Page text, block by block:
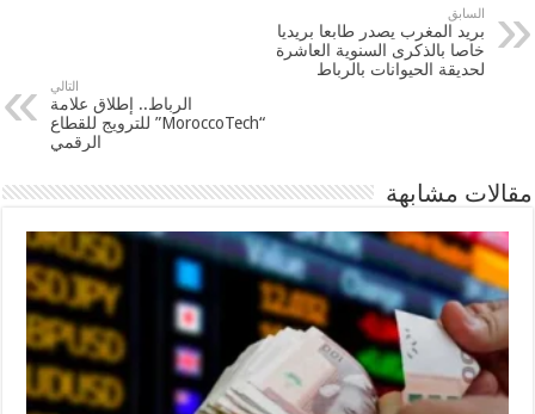
السابق
بريد المغرب يصدر طابعا بريديا
خاصا بالذكرى السنوية العاشرة
لحديقة الحيوانات بالرباط
التالي
الرباط.. إطلاق علامة
“MoroccoTech” للترويج للقطاع
الرقمي
مقالات مشابهة